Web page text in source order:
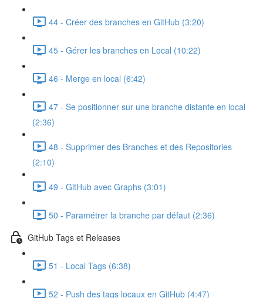
44 - Créer des branches en GitHub (3:20)
45 - Gérer les branches en Local (10:22)
46 - Merge en local (6:42)
47 - Se positionner sur une branche distante en local
(2:36)
48 - Supprimer des Branches et des Repositories
(2:10)
49 - GitHub avec Graphs (3:01)
50 - Paramétrer la branche par défaut (2:36)
GitHub Tags et Releases
51 - Local Tags (6:38)
52 - Push des tags locaux en GitHub (4:47)